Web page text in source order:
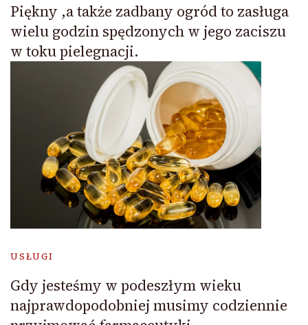
Piękny ,a także zadbany ogród to zasługa
wielu godzin spędzonych w jego zaciszu
w toku pielegnacji.
USŁUGI
Gdy jesteśmy w podeszłym wieku
najprawdopodobniej musimy codziennie